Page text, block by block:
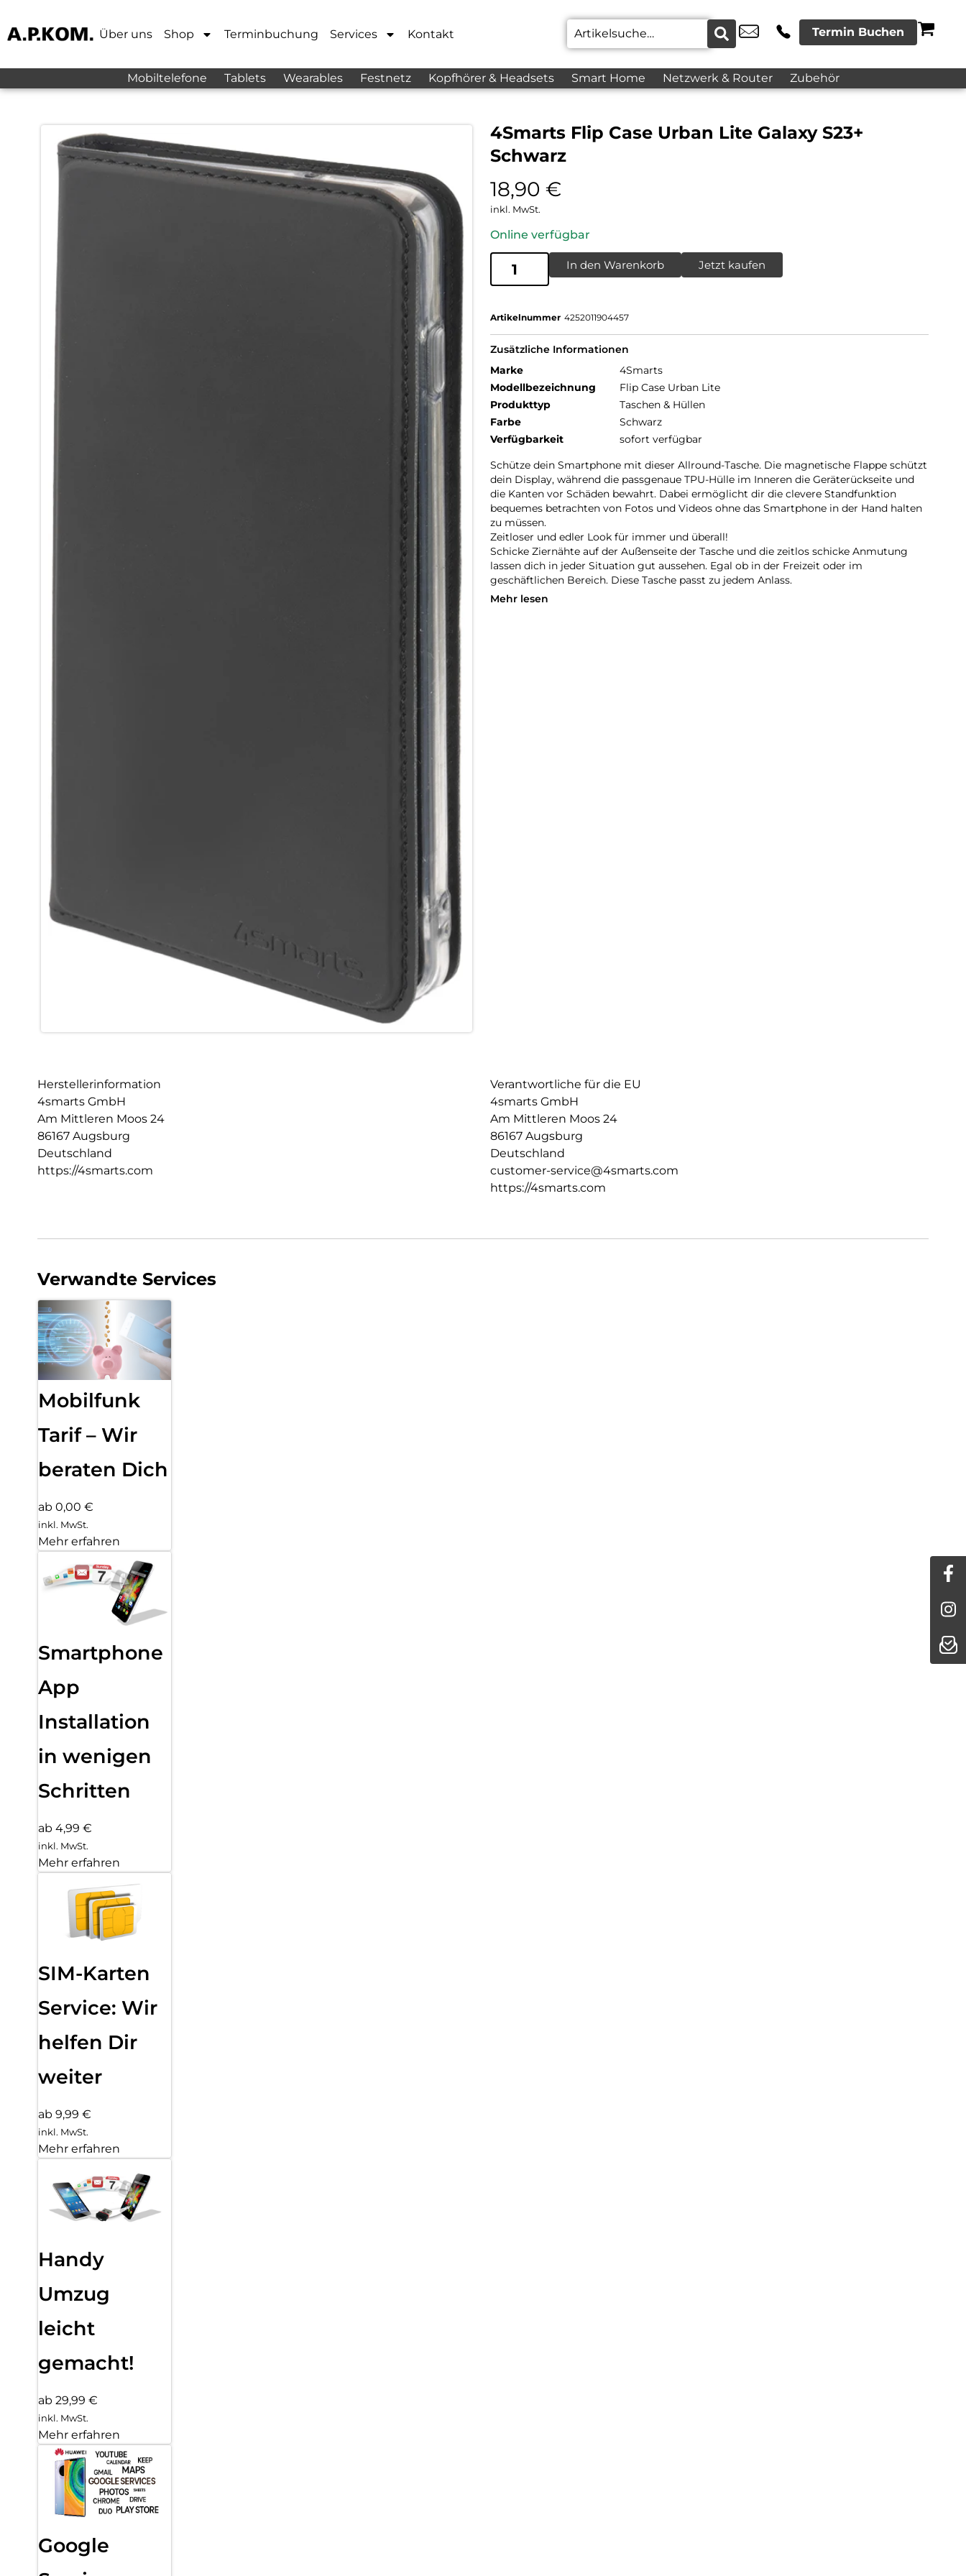
Über uns Shop Terminbuchung Services Kontakt Termin Buchen
Mobiltelefone Tablets Wearables Festnetz Kopfhörer & Headsets Smart Home Netzwerk & Router Zubehör
4Smarts Flip Case Urban Lite Galaxy S23+
Schwarz
18,90 €
inkl. MwSt.
Online verfügbar
In den Warenkorb Jetzt kaufen
Artikelnummer 4252011904457
Zusätzliche Informationen
Marke
4Smarts
Modellbezeichnung
Flip Case Urban Lite
Produkttyp
Taschen & Hüllen
Farbe
Schwarz
Verfügbarkeit
sofort verfügbar
Schütze dein Smartphone mit dieser Allround-Tasche. Die magnetische Flappe schützt
dein Display, während die passgenaue TPU-Hülle im Inneren die Geräterückseite und
die Kanten vor Schäden bewahrt. Dabei ermöglicht dir die clevere Standfunktion
bequemes betrachten von Fotos und Videos ohne das Smartphone in der Hand halten
zu müssen.
Zeitloser und edler Look für immer und überall!
Schicke Ziernähte auf der Außenseite der Tasche und die zeitlos schicke Anmutung
lassen dich in jeder Situation gut aussehen. Egal ob in der Freizeit oder im
geschäftlichen Bereich. Diese Tasche passt zu jedem Anlass.
Mehr lesen
Herstellerinformation
4smarts GmbH
Am Mittleren Moos 24
86167 Augsburg
Deutschland
https://4smarts.com
Verantwortliche für die EU
4smarts GmbH
Am Mittleren Moos 24
86167 Augsburg
Deutschland
customer-service@4smarts.com
https://4smarts.com
Verwandte Services
Mobilfunk
Tarif – Wir
beraten Dich
ab 0,00 €
inkl. MwSt.
Mehr erfahren
Smartphone
App
Installation
in wenigen
Schritten
ab 4,99 €
inkl. MwSt.
Mehr erfahren
SIM-Karten
Service: Wir
helfen Dir
weiter
ab 9,99 €
inkl. MwSt.
Mehr erfahren
Handy
Umzug
leicht
gemacht!
ab 29,99 €
inkl. MwSt.
Mehr erfahren
Google